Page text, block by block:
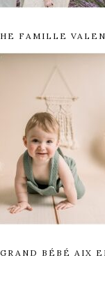
FAMILLE
BÉBÉ AIX